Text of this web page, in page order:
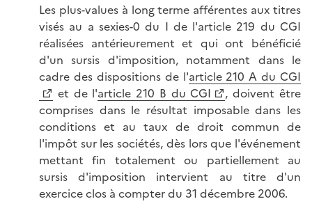
Les plus-values à long terme afférentes aux titres
visés au a sexies-0 du I de l'article 219 du CGI
réalisées antérieurement et qui ont bénéficié
d'un sursis d'imposition, notamment dans le
cadre des dispositions de l'article 210 A du CGI
et de l'article 210 B du CGI
, doivent être
comprises dans le résultat imposable dans les
conditions et au taux de droit commun de
l'impôt sur les sociétés, dès lors que l'événement
mettant fin totalement ou partiellement au
sursis d'imposition intervient au titre d'un
exercice clos à compter du 31 décembre 2006.